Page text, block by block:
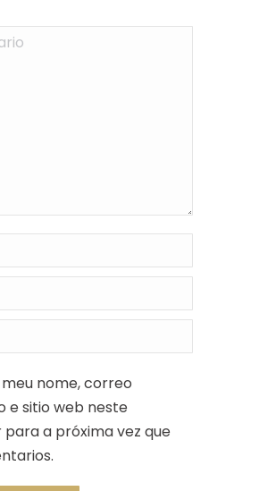
nome, correo
e sitio web neste
a próxima vez que